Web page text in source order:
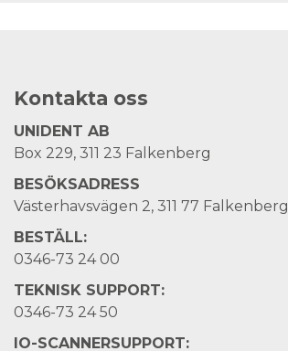
Kontakta oss
UNIDENT AB
Box 229, 311 23 Falkenberg
BESÖKSADRESS
Västerhavsvägen 2, 311 77 Falkenberg
BESTÄLL:
0346-73 24 00
TEKNISK SUPPORT:
0346-73 24 50
IO-SCANNERSUPPORT: